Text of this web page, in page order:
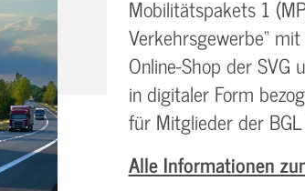
Mobilitätspakets 1
Verkehrsgewerbe“
Online-Shop der SVG
in digitaler Form
für Mitglieder der
Alle Informationen